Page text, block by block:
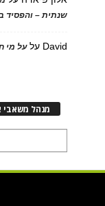
שנתית – והפסיד
David עלעל מי
מנהל משאבי